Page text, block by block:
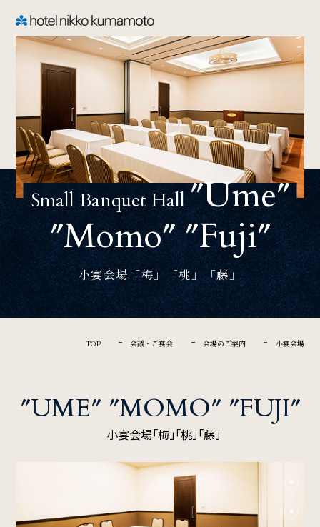
CLOSE
TOP
Welcome
ホテル日航熊本のご案内
Rooms
ご宿泊
Restaurant & Lounge
レストラン&ラウンジ
Banquet
会議・ご宴会
Small Banquet Hall″Ume″
″Momo″ ″Fuji″
小宴会場「梅」「桃」「藤」
TOP 会議・ご宴会 会場のご案内 小宴会場
″UME″ ″MOMO″ ″FUJI″
小宴会場「梅」「桃」「藤」